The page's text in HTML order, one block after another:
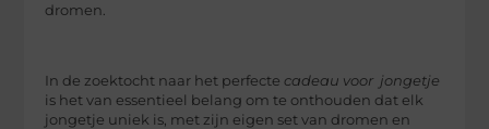
dromen.
In de zoektocht naar het perfecte cadeau voor jongetje
is het van essentieel belang om te onthouden dat elk
jongetje uniek is, met zijn eigen set van dromen en